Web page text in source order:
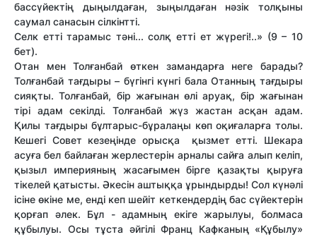
бассүйектің дыңылдаған, зыңылдаған нәзік толқыны
саумал санасын сілкінтті.
Селк етті тарамыс тәні... солқ етті ет жүрегі!..» (9 – 10
бет).
Отан мен Толғанбай өткен замандарға неге барады?
Толғанбай тағдыры – бүгінгі күнгі бала Отанның тағдыры
сияқты. Толғанбай, бір жағынан өлі аруақ, бір жағынан
тірі адам секілді. Толғанбай жүз жастан асқан адам.
Қилы тағдыры бұлтарыс-бұралаңы көп оқиғаларға толы.
Кешегі Совет кезеңінде орысқа қызмет етті. Шекара
асуға бел байлаған жерлестерін арналы сайға алып келіп,
қызыл империяның жасағымен бірге қазақты қыруға
тікелей қатысты. Әкесін аштыққа ұрындырды! Сол күнәлі
ісіне өкіне ме, енді кеп шейіт кеткендердің бас сүйектерін
қорғап әлек. Бұл - адамның екіге жарылуы, болмаса
құбылуы. Осы тұста әйгілі Франц Кафканың «Құбылу»